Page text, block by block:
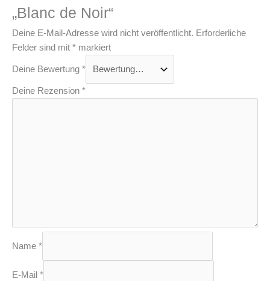
„Blanc de Noir“
Deine E-Mail-Adresse wird nicht veröffentlicht. Erforderliche
Felder sind mit * markiert
Deine Bewertung *
Deine Rezension *
Name *
E-Mail *